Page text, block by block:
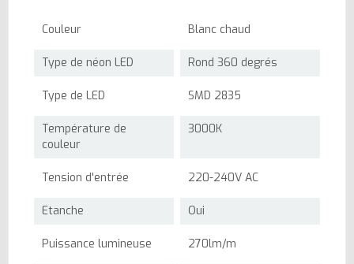
Couleur Blanc chaud
Type de néon LED Rond 360 degrés
Type de LED SMD 2835
Température de
couleur
3000K
Tension d'entrée 220-240V AC
Etanche Oui
Puissance lumineuse 270lm/m